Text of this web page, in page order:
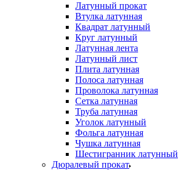
Латунный прокат
Втулка латунная
Квадрат латунный
Круг латунный
Латунная лента
Латунный лист
Плита латунная
Полоса латунная
Проволока латунная
Сетка латунная
Труба латунная
Уголок латунный
Фольга латунная
Чушка латунная
Шестигранник латунный
Дюралевый прокат